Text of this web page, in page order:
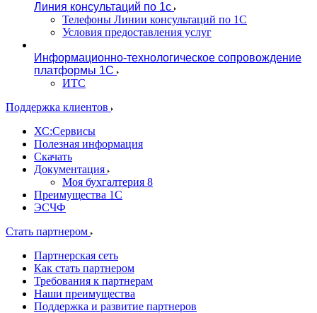
Линия консультаций по 1с
Телефоны Линии консультаций по 1С
Условия предоставления услуг
Информационно-технологическое сопровождение
платформы 1С
ИТС
Поддержка клиентов
ХС:Сервисы
Полезная информация
Скачать
Документация
Моя бухгалтерия 8
Преимущества 1С
ЭСЧФ
Стать партнером
Партнерская сеть
Как стать партнером
Требования к партнерам
Наши преимущества
Поддержка и развитие партнеров